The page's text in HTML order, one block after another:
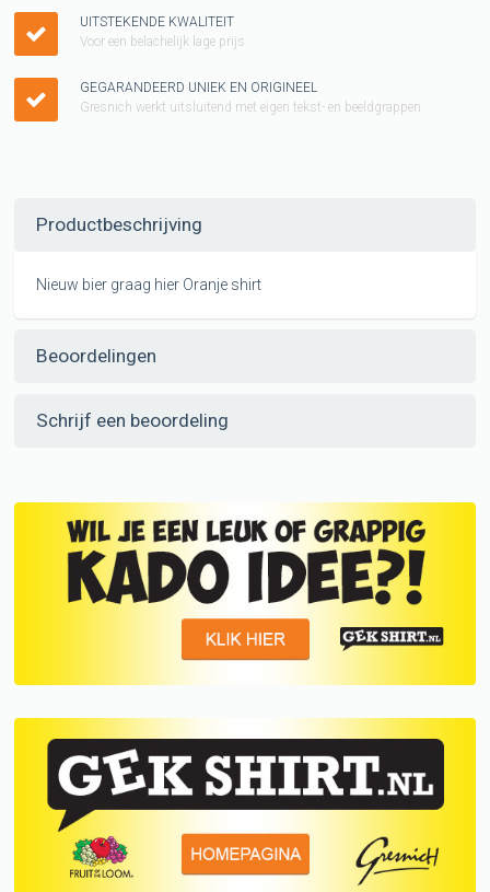
UITSTEKENDE KWALITEIT
Voor een belachelijk lage prijs
GEGARANDEERD UNIEK EN ORIGINEEL
Gresnich werkt uitsluitend met eigen tekst- en beeldgrappen
Productbeschrijving
Nieuw bier graag hier Oranje shirt
Beoordelingen
Schrijf een beoordeling